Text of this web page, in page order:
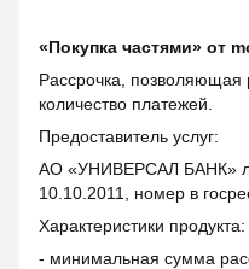
«Покупка частями» от
Рассрочка, позволяющая
количество платежей.
Предоставитель услуг:
АО «УНИВЕРСАЛ БАНК»
10.10.2011, номер в
Характеристики продукта:
- минимальная сумма